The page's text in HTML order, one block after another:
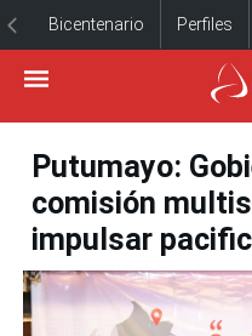
Bicentenario Perfiles
Putumayo:
comisión
impulsar